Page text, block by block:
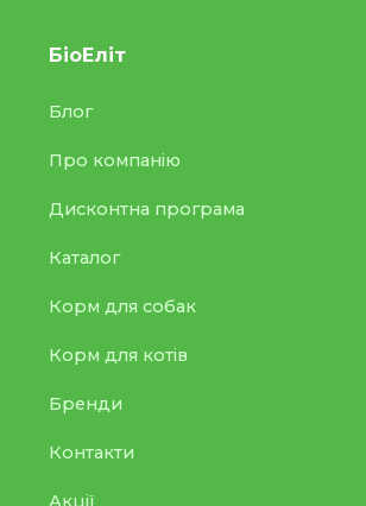
БіоЕліт
Блог
Про компанію
Дисконтна програма
Каталог
Корм для собак
Корм для котів
Бренди
Контакти
Акції